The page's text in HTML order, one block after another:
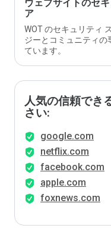
ウェブサイトのセ
ア
WOT のセキュリティ
ジーとコミュニティの
ています。
人気の信頼でき
さい:
google.com
netflix.com
facebook.com
apple.com
foxnews.com